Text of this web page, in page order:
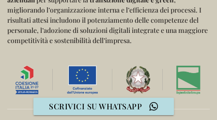
migliorando l’organizzazione interna e l’efficienza dei processi. I
risultati attesi includono il potenziamento delle competenze del
personale, l’adozione di soluzioni digitali integrate e una maggiore
competitività e sostenibilità dell’impresa.
SCRIVICI SU WHATSAPP